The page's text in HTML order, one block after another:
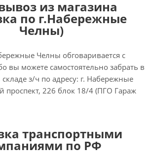
из магазина
по г.Набережные
Челны)
Челны обговаривается с
вы можете самостоятельно забрать в
з/ч по адресу: г. Набережные
проспект, 226 блок 18/4 (ПГО Гараж
транспортными
по РФ